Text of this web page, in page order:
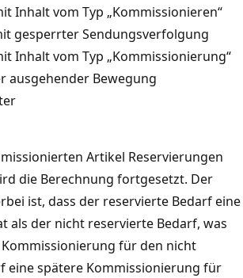
Inhalt vom Typ „Kommissionieren“
gesperrter Sendungsverfolgung
Inhalt vom Typ „Kommissionierung“
ausgehender Bewegung
Artikel Reservierungen
die Berechnung fortgesetzt. Der
ist, dass der reservierte Bedarf eine
als der nicht reservierte Bedarf, was
für den nicht
eine spätere Kommissionierung für